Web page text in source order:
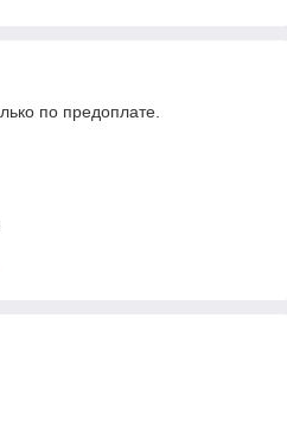
по предоплате.